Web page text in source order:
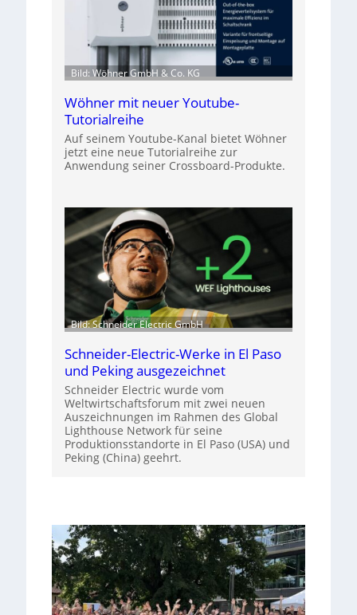
Bild: Wöhner GmbH & Co. KG
Wöhner mit neuer Youtube-
Tutorialreihe
Auf seinem Youtube-Kanal bietet Wöhner
jetzt eine neue Tutorialreihe zur
Anwendung seiner Crossboard-Produkte.
Bild: Schneider Electric GmbH
Schneider-Electric-Werke in El Paso
und Peking ausgezeichnet
Schneider Electric wurde vom
Weltwirtschaftsforum mit zwei neuen
Auszeichnungen im Rahmen des Global
Lighthouse Network für seine
Produktionsstandorte in El Paso (USA) und
Peking (China) geehrt.